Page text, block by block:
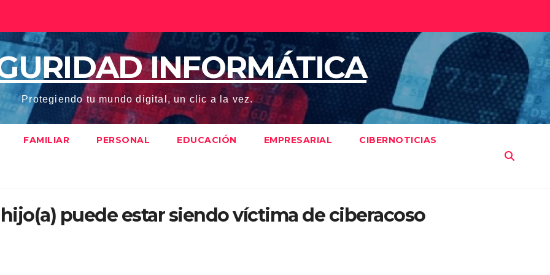
INFORMÁTICA
Protegiendo tu mundo digital, un clic a la vez.
FAMILIAR PERSONAL EDUCACIÓN EMPRESARIAL CIBERNOTICIAS
puede estar siendo víctima de ciberacoso